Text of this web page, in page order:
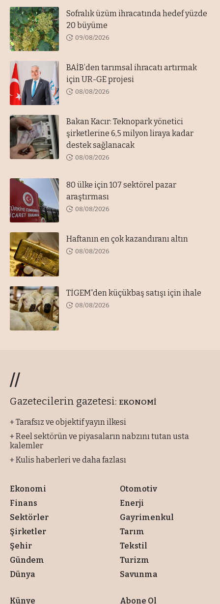
Sofralık üzüm ihracatında hedef yüzde
20 büyüme
09/08/2026
BAİB’den tarımsal ihracatı artırmak
için UR-GE projesi
08/08/2026
Bakan Kacır: Teknopark yönetici
şirketlerine 6,5 milyon liraya kadar
destek sağlanacak
08/08/2026
80 ülke için 107 sektörel pazar
araştırması
08/08/2026
Haftanın en çok kazandıranı altın
08/08/2026
TİGEM'den küçükbaş satışı için ihale
08/08/2026
//
Gazetecilerin gazetesi: EKONOMİ
+ Tarafsız ve objektif yayın ilkesi
+ Reel sektörün ve piyasaların nabzını tutan usta
kalemler
+ Kulis haberleri ve daha fazlası
Ekonomi
Finans
Sektörler
Şirketler
Şehir
Gündem
Dünya
Otomotiv
Enerji
Gayrimenkul
Tarım
Tekstil
Turizm
Savunma
Künye Abone Ol